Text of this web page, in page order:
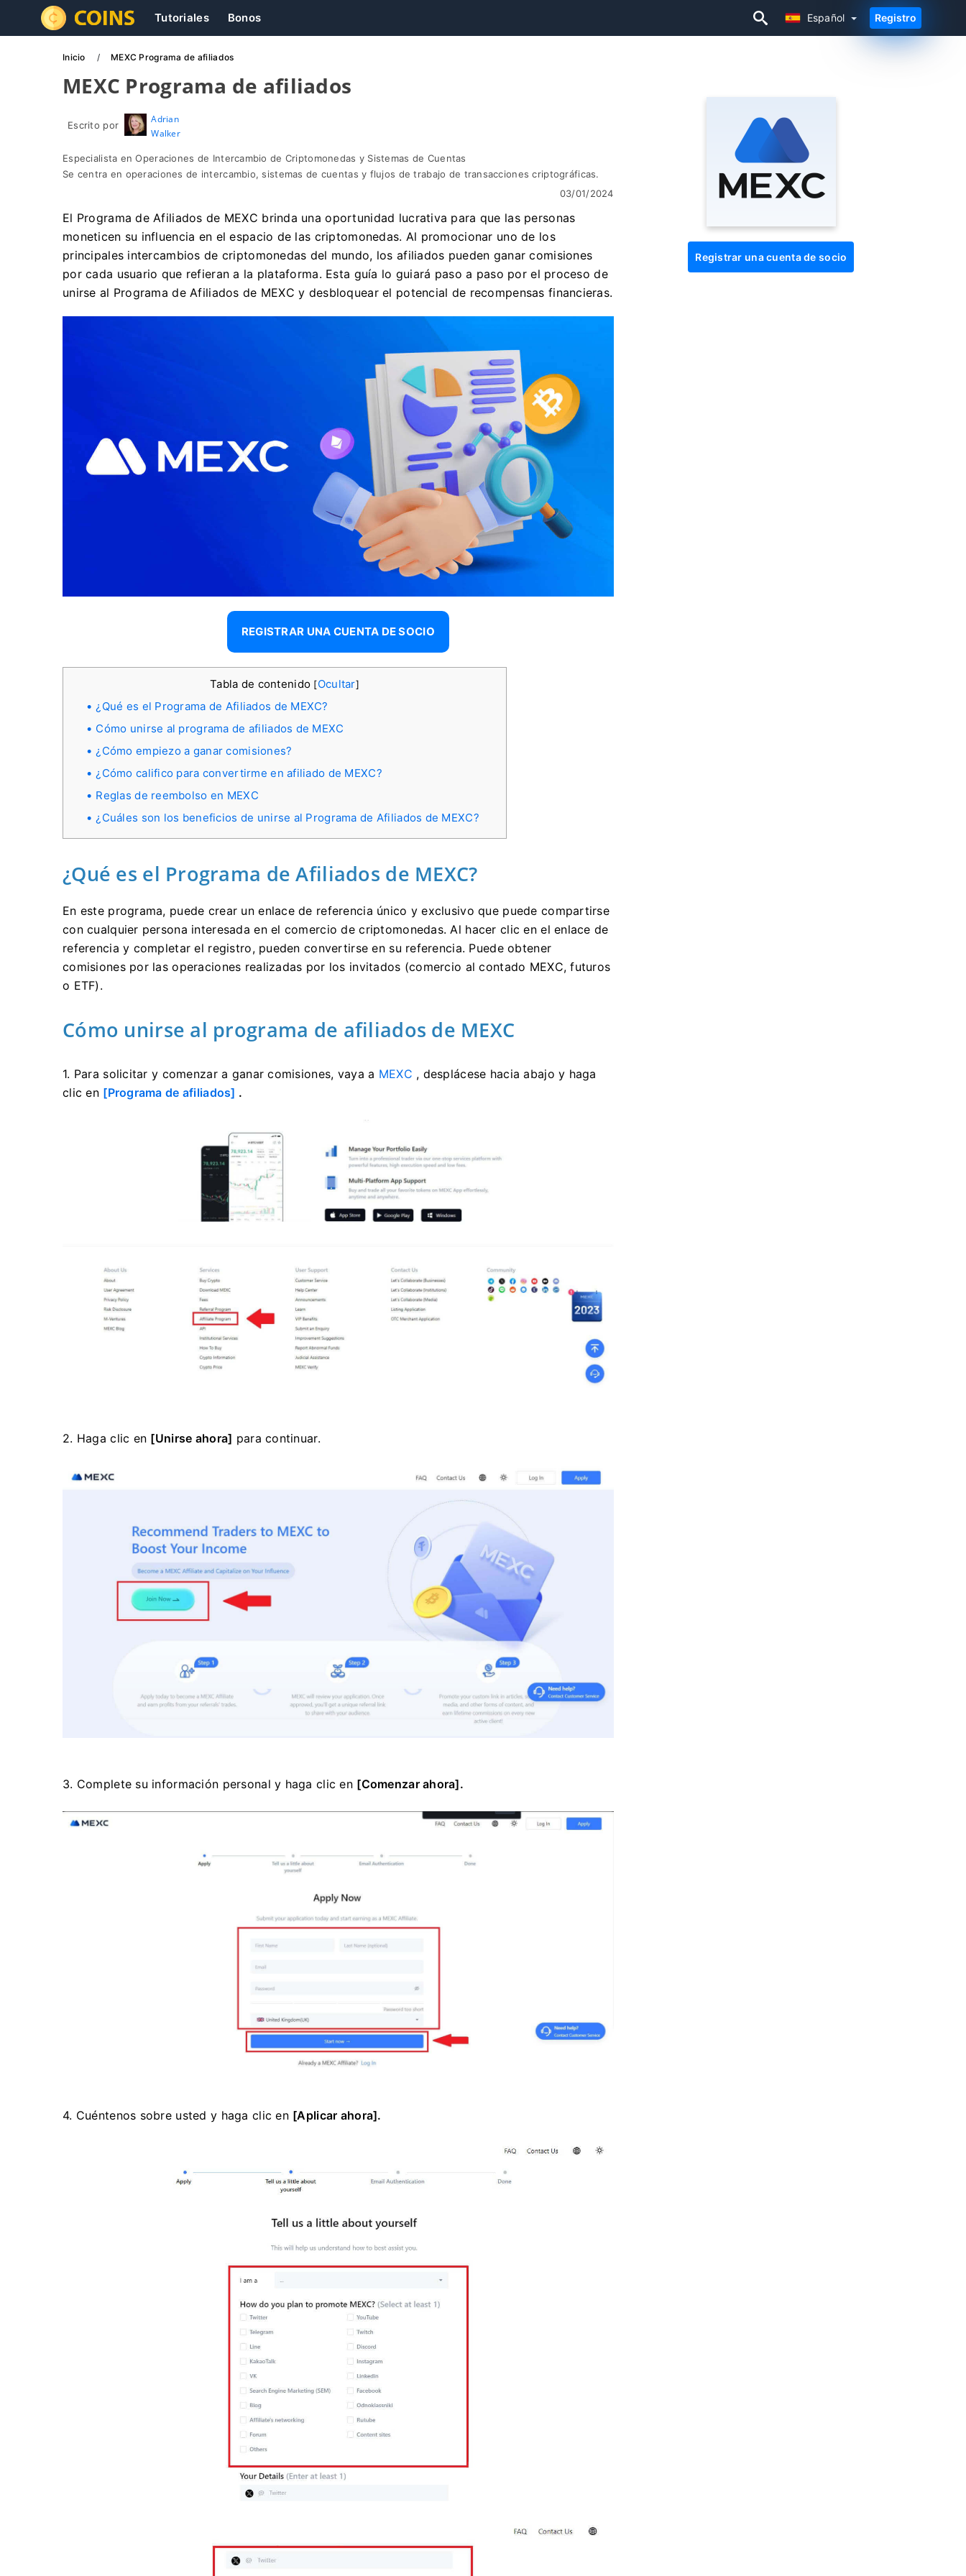
Español
Tutoriales Bonos Español Registro
Inicio MEXC Programa de afiliados
MEXC Programa de afiliados
Escrito por
Adrian
Walker
Especialista en Operaciones de Intercambio de Criptomonedas y Sistemas de Cuentas
Se centra en operaciones de intercambio, sistemas de cuentas y flujos de trabajo de transacciones criptográficas.
03/01/2024
El Programa de Afiliados de MEXC brinda una oportunidad lucrativa para que las personas
moneticen su influencia en el espacio de las criptomonedas. Al promocionar uno de los
principales intercambios de criptomonedas del mundo, los afiliados pueden ganar comisiones
por cada usuario que refieran a la plataforma. Esta guía lo guiará paso a paso por el proceso de
unirse al Programa de Afiliados de MEXC y desbloquear el potencial de recompensas financieras.
REGISTRAR UNA CUENTA DE SOCIO
Tabla de contenido [Ocultar]
¿Qué es el Programa de Afiliados de MEXC?
Cómo unirse al programa de afiliados de MEXC
¿Cómo empiezo a ganar comisiones?
¿Cómo califico para convertirme en afiliado de MEXC?
Reglas de reembolso en MEXC
¿Cuáles son los beneficios de unirse al Programa de Afiliados de MEXC?
¿Qué es el Programa de Afiliados de MEXC?
En este programa, puede crear un enlace de referencia único y exclusivo que puede compartirse
con cualquier persona interesada en el comercio de criptomonedas.Al hacer clic en el enlace de
referencia y completar el registro, pueden convertirse en su referencia. Puede obtener
comisiones por las operaciones realizadas por los invitados (comercio al contado MEXC, futuros
o ETF).
Cómo unirse al programa de afiliados de MEXC
1. Para solicitar y comenzar a ganar comisiones, vaya a MEXC , desplácese hacia abajo y haga
clic en [Programa de afiliados] .
2. Haga clic en [Unirse ahora] para continuar.
3. Complete su información personal y haga clic en [Comenzar ahora].
4. Cuéntenos sobre usted y haga clic en [Aplicar ahora].
Registrar una cuenta de socio